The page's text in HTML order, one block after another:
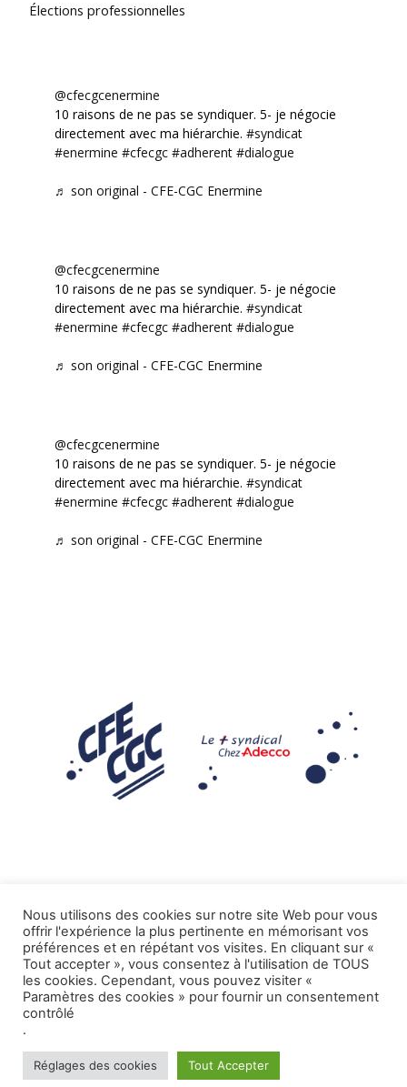
Élections professionnelles
@cfecgcenermine
10 raisons de ne pas se syndiquer. 5- je négocie
directement avec ma hiérarchie. #syndicat
#enermine #cfecgc #adherent #dialogue
♬ son original - CFE-CGC Enermine
@cfecgcenermine
10 raisons de ne pas se syndiquer. 5- je négocie
directement avec ma hiérarchie. #syndicat
#enermine #cfecgc #adherent #dialogue
♬ son original - CFE-CGC Enermine
@cfecgcenermine
10 raisons de ne pas se syndiquer. 5- je négocie
directement avec ma hiérarchie. #syndicat
#enermine #cfecgc #adherent #dialogue
♬ son original - CFE-CGC Enermine
Mentions légales
Tous droits réservés CFE-CGC ADECCO.
Nous utilisons des cookies sur notre site Web pour vous
offrir l'expérience la plus pertinente en mémorisant vos
préférences et en répétant vos visites. En cliquant sur «
Tout accepter », vous consentez à l'utilisation de TOUS
les cookies. Cependant, vous pouvez visiter «
Paramètres des cookies » pour fournir un consentement
contrôlé
.
Réglages des cookies Tout Accepter